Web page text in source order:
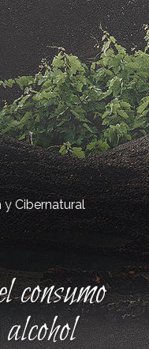
yCibernatural
consumo